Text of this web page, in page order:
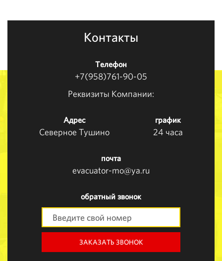
Контакты
Телефон
+7(958)761-90-05
Реквизиты Компании:
Адрес
Северное Тушино
график
24 часа
почта
evacuator-mo@ya.ru
обратный звонок
ЗАКАЗАТЬ ЗВОНОК